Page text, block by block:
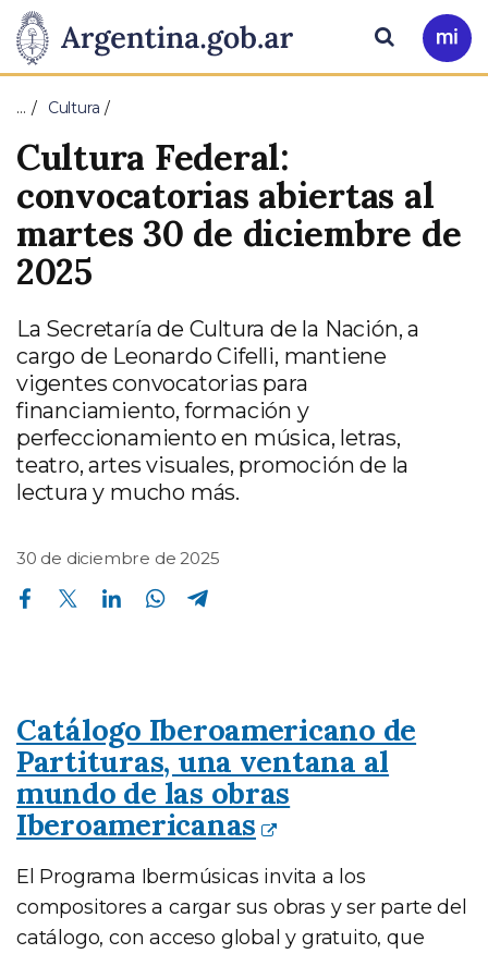
Presidencia
de
la
Nación
Pasar al contenido principal
Ir
a
Buscar
… Cultura
Cultura Federal:
convocatorias abiertas al
martes 30 de diciembre de
2025
La Secretaría de Cultura de la Nación, a
cargo de Leonardo Cifelli, mantiene
vigentes convocatorias para
financiamiento, formación y
perfeccionamiento en música, letras,
teatro, artes visuales, promoción de la
lectura y mucho más.
30 de diciembre de 2025
Compartir en Facebook Compartir en Twitter Compartir en Linkedin Compartir en Whatsapp
Catálogo Iberoamericano de
Partituras, una ventana al
mundo de las obras
Iberoamericanas
El Programa Ibermúsicas invita a los
compositores a cargar sus obras y ser parte del
catálogo, con acceso global y gratuito, que